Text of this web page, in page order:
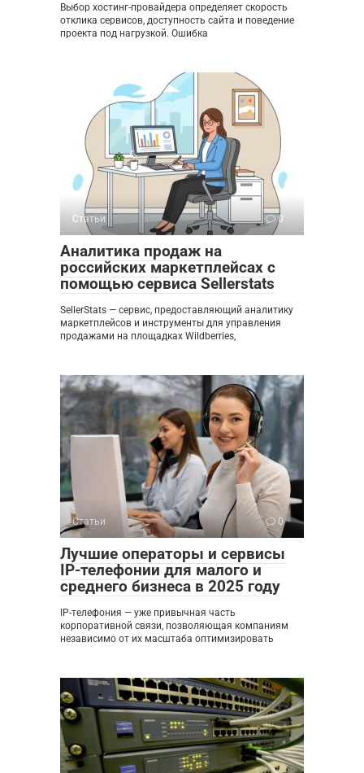
Выбор хостинг-провайдера определяет скорость
отклика сервисов, доступность сайта и поведение
проекта под нагрузкой. Ошибка
Статьи 0
Аналитика продаж на
российских маркетплейсах с
помощью сервиса Sellerstats
SellerStats — сервис, предоставляющий аналитику
маркетплейсов и инструменты для управления
продажами на площадках Wildberries,
Статьи 0
Лучшие операторы и сервисы
IP-телефонии для малого и
среднего бизнеса в 2025 году
IP-телефония — уже привычная часть
корпоративной связи, позволяющая компаниям
независимо от их масштаба оптимизировать